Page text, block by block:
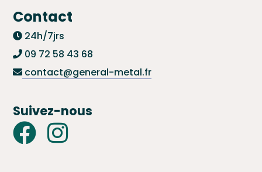
Contact
24h/7jrs
09 72 58 43 68
contact@general-metal.fr
Suivez-nous